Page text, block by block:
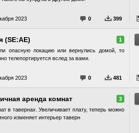
399
0
2023
1
(SE:AE)
опасную локацию или вернулись домой, то
телепортируется вслед за вами.
481
0
2023
3
аренда комнат
в тавернах. Увеличивает плату, теперь можно
изменяет интерьер таверн